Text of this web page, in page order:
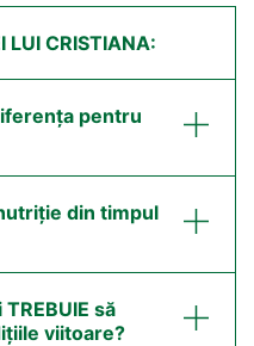
LUI CRISTIANA:
pentru
din timpul
să
viitoare?